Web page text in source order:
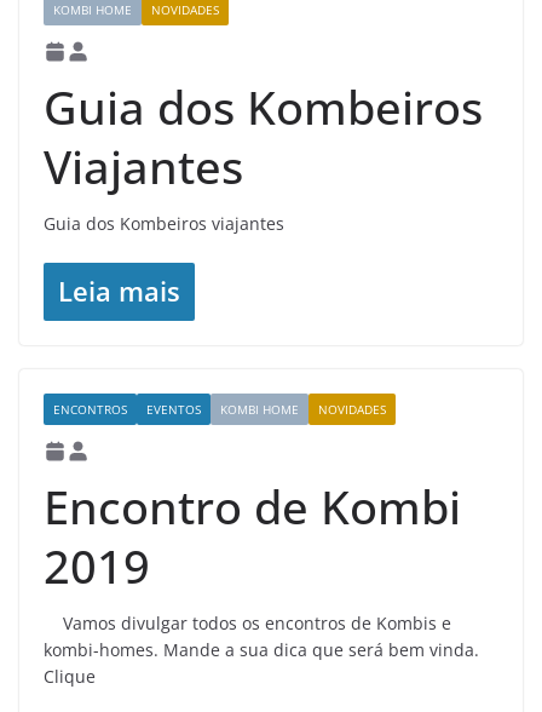
KOMBI HOME NOVIDADES
Guia dos Kombeiros
Viajantes
Guia dos Kombeiros viajantes
Leia mais
ENCONTROS EVENTOS KOMBI HOME NOVIDADES
Encontro de Kombi
2019
Vamos divulgar todos os encontros de Kombis e
kombi-homes. Mande a sua dica que será bem vinda.
Clique